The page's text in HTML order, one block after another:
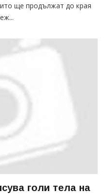
ще продължат до края
голи тела на